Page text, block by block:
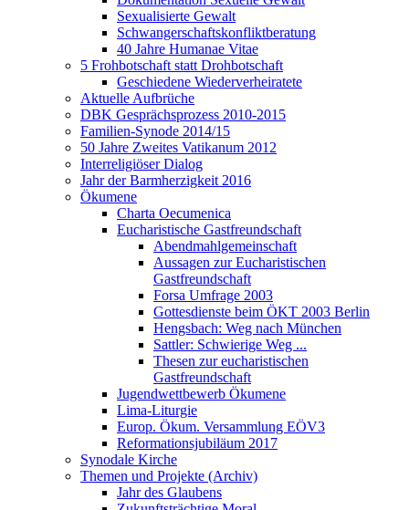
Sexualisierte Gewalt
Schwangerschaftskonfliktberatung
40 Jahre Humanae Vitae
5 Frohbotschaft statt Drohbotschaft
Geschiedene Wiederverheiratete
Aktuelle Aufbrüche
DBK Gesprächsprozess 2010-2015
Familien-Synode 2014/15
50 Jahre Zweites Vatikanum 2012
Interreligiöser Dialog
Jahr der Barmherzigkeit 2016
Ökumene
Charta Oecumenica
Eucharistische Gastfreundschaft
Abendmahlgemeinschaft
Aussagen zur Eucharistischen
Gastfreundschaft
Forsa Umfrage 2003
Gottesdienste beim ÖKT 2003 Berlin
Hengsbach: Weg nach München
Sattler: Schwierige Weg ...
Thesen zur eucharistischen
Gastfreundschaft
Jugendwettbewerb Ökumene
Lima-Liturgie
Europ. Ökum. Versammlung EÖV3
Reformationsjubiläum 2017
Synodale Kirche
Themen und Projekte (Archiv)
Jahr des Glaubens